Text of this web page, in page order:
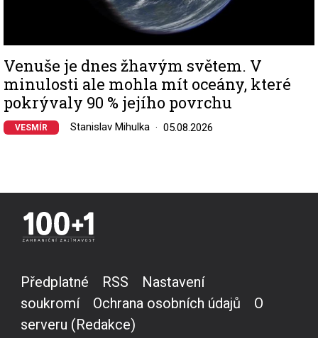
Venuše je dnes žhavým světem. V
minulosti ale mohla mít oceány, které
pokrývaly 90 % jejího povrchu
VESMÍR Stanislav Mihulka 05.08.2026
Předplatné RSS
Nastavení
soukromí
Ochrana osobních údajů
O
serveru (Redakce)